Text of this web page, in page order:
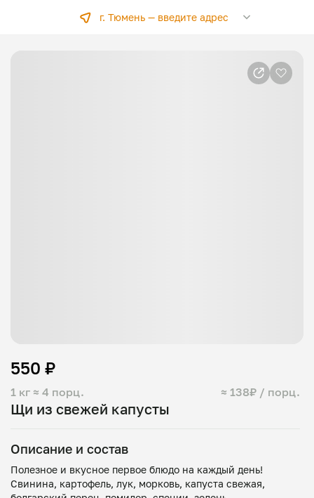
г. Тюмень — введите адрес
Щи из свежей капусты
1 кг ≈ 4 порц. ≈ 138₽ / порц.
550 ₽
Описание и состав
Полезное и вкусное первое блюдо на каждый день!
Свинина, картофель, лук, морковь, капуста свежая,